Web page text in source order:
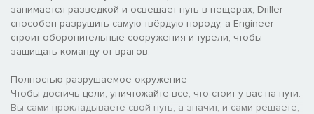
занимается разведкой и освещает путь в пещерах, Driller
способен разрушить самую твёрдую породу, а Engineer
строит оборонительные сооружения и турели, чтобы
защищать команду от врагов.
Полностью разрушаемое окружение
Чтобы достичь цели, уничтожайте все, что стоит у вас на пути.
Вы сами прокладываете свой путь, а значит, и сами решаете,